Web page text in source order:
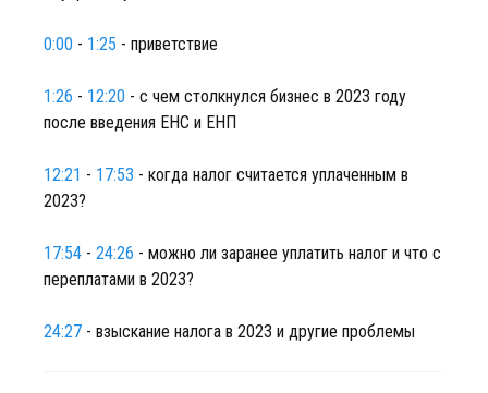
0:00 - 1:25 - приветствие
1:26 - 12:20 - с чем столкнулся бизнес в 2023 году
после введения ЕНС и ЕНП
12:21 - 17:53 - когда налог считается уплаченным в
2023?
17:54 - 24:26 - можно ли заранее уплатить налог и что с
переплатами в 2023?
24:27 - взыскание налога в 2023 и другие проблемы